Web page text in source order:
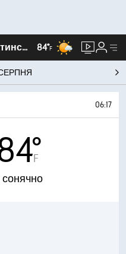
Trogir, Сплитсько-Далматинська 84°F
06:17
F